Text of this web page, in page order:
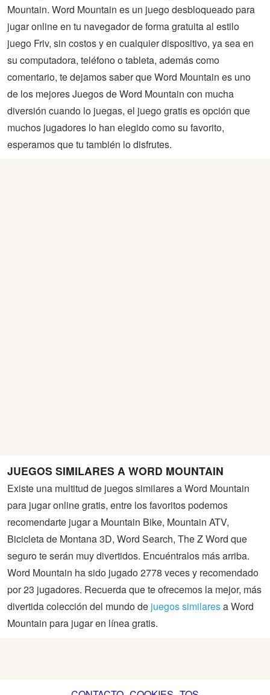
Mountain. Word Mountain es un juego desbloqueado para
jugar online en tu navegador de forma gratuita al estilo
juego Friv, sin costos y en cualquier dispositivo, ya sea en
su computadora, teléfono o tableta, además como
comentario, te dejamos saber que Word Mountain es uno
de los mejores Juegos de Word Mountain con mucha
diversión cuando lo juegas, el juego gratis es opción que
muchos jugadores lo han elegido como su favorito,
esperamos que tu también lo disfrutes.
JUEGOS SIMILARES A WORD MOUNTAIN
Existe una multitud de juegos similares a Word Mountain
para jugar online gratis, entre los favoritos podemos
recomendarte jugar a Mountain Bike, Mountain ATV,
Bicicleta de Montana 3D, Word Search, The Z Word que
seguro te serán muy divertidos. Encuéntralos más arriba.
Word Mountain ha sido jugado 2778 veces y recomendado
por 23 jugadores. Recuerda que te ofrecemos la mejor, más
divertida colección del mundo de juegos similaresa Word
Mountain para jugar en línea gratis.